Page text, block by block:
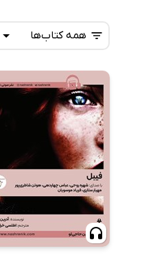
همه کتاب‌ها
همه کتاب‌ها
کتاب‌های صوتی
کتاب‌های متنی